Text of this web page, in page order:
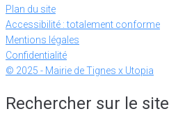
Plan du site
Accessibilité : totalement conforme
Mentions légales
Confidentialité
© 2025 - Mairie de Tignes x Utopia
Rechercher sur le site